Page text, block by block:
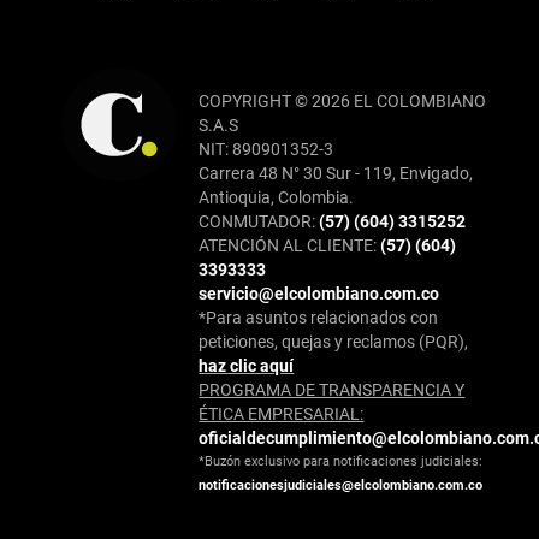
COPYRIGHT © 2026 EL COLOMBIANO
S.A.S
NIT: 890901352-3
Carrera 48 N° 30 Sur - 119, Envigado,
Antioquia, Colombia.
CONMUTADOR:(57) (604) 3315252
ATENCIÓN AL CLIENTE:(57) (604)
3393333
servicio@elcolombiano.com.co
*Para asuntos relacionados con
peticiones, quejas y reclamos (PQR),
haz clic aquí
PROGRAMA DE TRANSPARENCIA Y
ÉTICA EMPRESARIAL:
*Buzón exclusivo para notificaciones judiciales:
notificacionesjudiciales@elcolombiano.com.co